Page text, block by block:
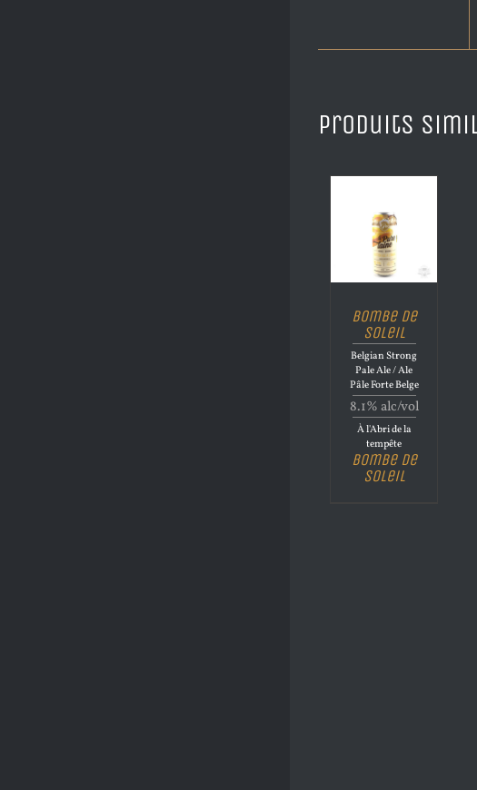
Produits
Bombe de
Soleil
Belgian Strong
Pale Ale / Ale
Pâle Forte Belge
8.1% alc/vol
À l'Abri de la
tempête
Bombe de
Soleil